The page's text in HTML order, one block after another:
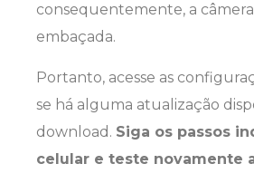
consequentemente, a
embaçada.
Portanto, acesse as
se há alguma atualização
download. Siga os passos
celular e teste novamente